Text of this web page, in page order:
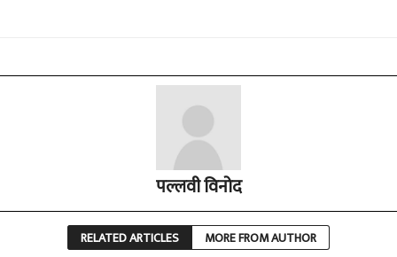
पल्लवी विनोद
RELATED ARTICLES MORE FROM AUTHOR